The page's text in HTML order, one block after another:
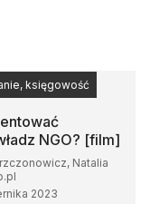
NGO? [film]
Natalia
2023
księgowość